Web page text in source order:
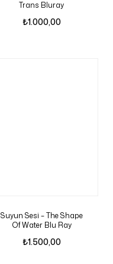
Trans Bluray
₺1.000,00
Suyun Sesi – The Shape
Of Water Blu Ray
₺1.500,00